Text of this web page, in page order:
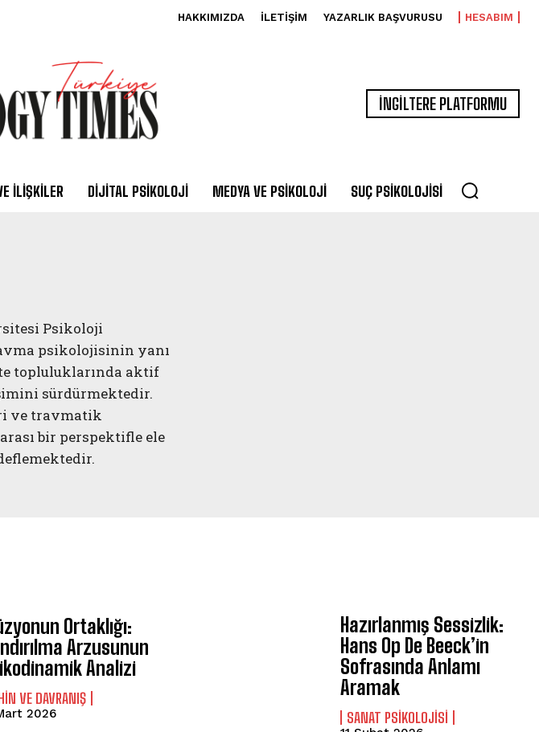
HAKKIMIZDA İLETIŞIM YAZARLIK BAŞVURUSU HESABIM
İNGİLTERE PLATFORMU
İLIŞKILER DIJITAL PSIKOLOJI MEDYA VE PSIKOLOJI SUÇ PSIKOLOJISI
Psikoloji
psikolojisinin yanı
topluluklarında aktif
sürdürmektedir.
ve travmatik
bir perspektifle ele
Ortaklığı:
Arzusunun
Analizi
VE DAVRANIŞ
2026
Hazırlanmış Sessizlik:
Hans Op De Beeck’in
Sofrasında Anlamı
Aramak
SANAT PSIKOLOJISI